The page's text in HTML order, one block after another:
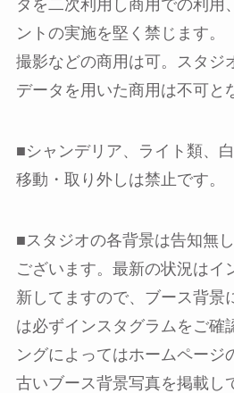
タを二次利用し商用での利用
ントの実施を堅く禁じます。
撮影などの商用は可。スタジ
データを用いた商用は不可と
■シャンデリア、ライト類、
移動・取り外しは禁止です。
■スタジオの各背景は告知無
ございます。最新の状況はイ
新してますので、ブース背景
は必ずインスタグラムをご確
ングによってはホームページ
古いブース背景写真を掲載し